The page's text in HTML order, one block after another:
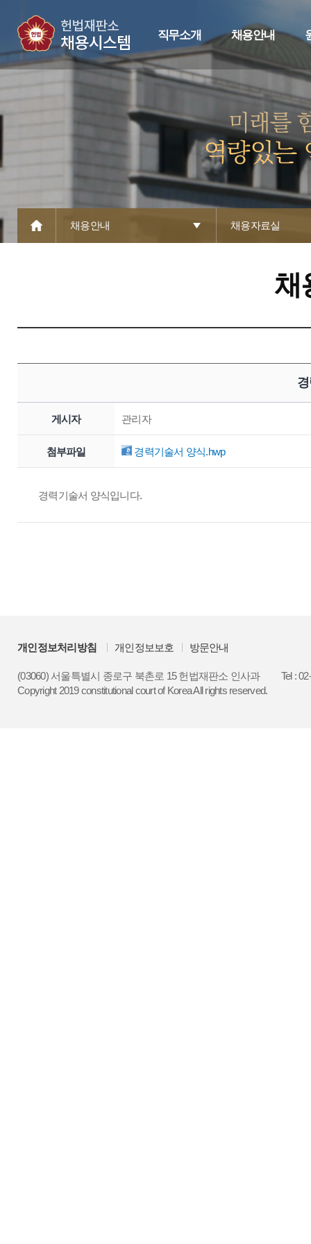
직무소개 채용안내
채용안내 채용자료실
채
게시자 관리자
첨부파일 경력기술서 양식.hwp
경력기술서 양식입니다.
개인정보처리방침 개인정보보호 방문안내
(03060) 서울특별시 종로구 북촌로 15 헌법재판소 인사과
Tel :
Copyright 2019 constitutional court of Korea All rights reserved.